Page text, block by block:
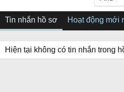
Tin nhắn hồ sơ Hoạt động mới
Hiện tại không có tin nhắn trong